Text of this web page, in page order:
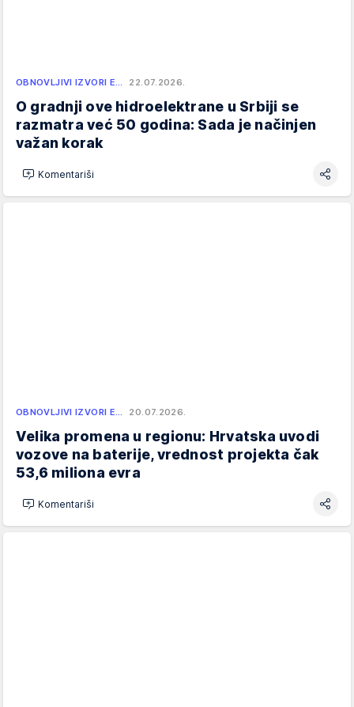
OBNOVLJIVI IZVORI E… 22.07.2026.
O gradnji ove hidroelektrane u Srbiji se
razmatra već 50 godina: Sada je načinjen
važan korak
Komentariši
OBNOVLJIVI IZVORI E… 20.07.2026.
Velika promena u regionu: Hrvatska uvodi
vozove na baterije, vrednost projekta čak
53,6 miliona evra
Komentariši